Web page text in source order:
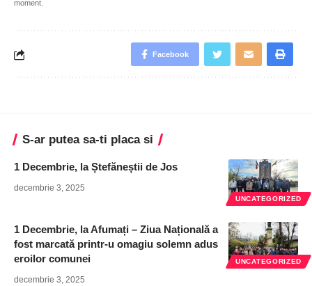
moment.
Facebook
S-ar putea sa-ti placa si
UNCATEGORIZED
1 Decembrie, la Ștefăneștii de Jos
decembrie 3, 2025
UNCATEGORIZED
1 Decembrie, la Afumați – Ziua Națională a
fost marcată printr-u omagiu solemn adus
eroilor comunei
decembrie 3, 2025